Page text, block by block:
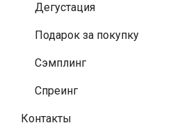
Дегустация
Подарок за покупку
Сэмплинг
Спреинг
Контакты